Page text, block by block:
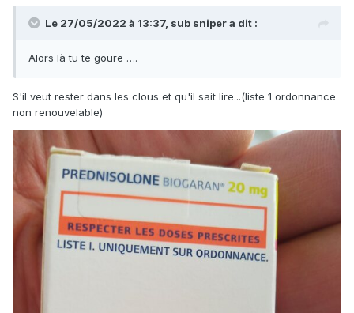
Le 27/05/2022 à 13:37, sub snipera dit :
Alors là tu te goure ….
S'il veut rester dans les clous et qu'il sait lire...(liste 1 ordonnance
non renouvelable)